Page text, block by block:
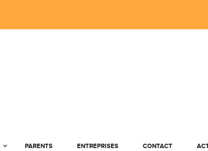
PARENTS ENTREPRISES CONTACT